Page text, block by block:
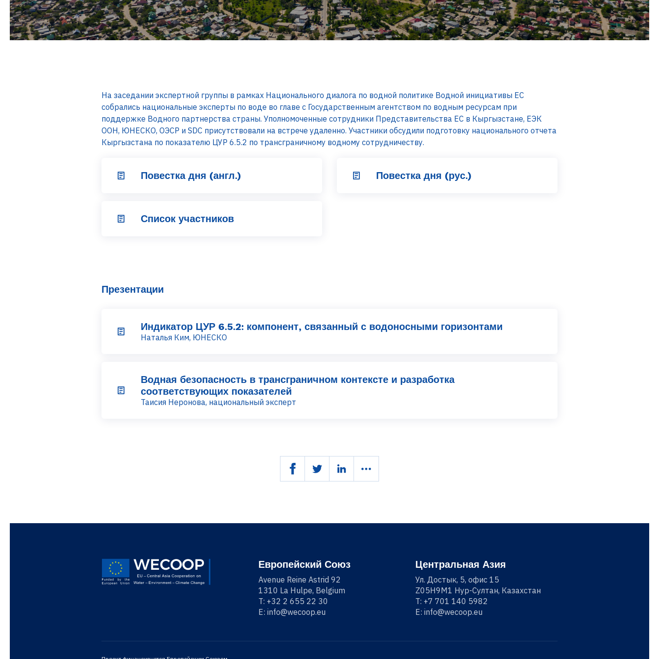
На заседании экспертной группы в рамках Национального диалога по водной политике Водной инициативы ЕС
собрались национальные эксперты по воде во главе с Государственным агентством по водным ресурсам при
поддержке Водного партнерства страны. Уполномоченные сотрудники Представительства ЕС в Кыргызстане, ЕЭК
ООН, ЮНЕСКО, ОЭСР и SDC присутствовали на встрече удаленно. Участники обсудили подготовку национального отчета
Кыргызстана по показателю ЦУР 6.5.2 по трансграничному водному сотрудничеству.
Повестка дня (англ.) Повестка дня (рус.)
Список участников
Презентации
Индикатор ЦУР 6.5.2: компонент, связанный с водоносными горизонтами
Наталья Ким, ЮНЕСКО
Водная безопасность в трансграничном контексте и разработка
соответствующих показателей
Таисия Неронова, национальный эксперт
Европейский Союз
Avenue Reine Astrid 92
1310 La Hulpe, Belgium
T: +32 2 655 22 30
E: info@wecoop.eu
Центральная Азия
Ул. Достык, 5, офис 15
Z05H9M1 Нур-Султан, Казахстан
T: +7 701 140 5982
E: info@wecoop.eu